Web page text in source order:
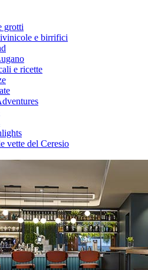
grotti
e birrifici
e ricette
vette del Ceresio